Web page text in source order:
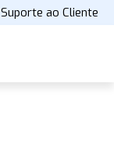
Suporte ao Cliente